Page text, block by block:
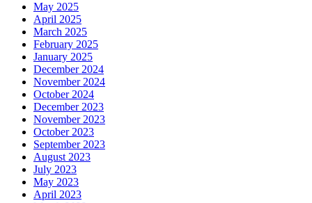
May 2025
April 2025
March 2025
February 2025
January 2025
December 2024
November 2024
October 2024
December 2023
November 2023
October 2023
September 2023
August 2023
July 2023
May 2023
April 2023